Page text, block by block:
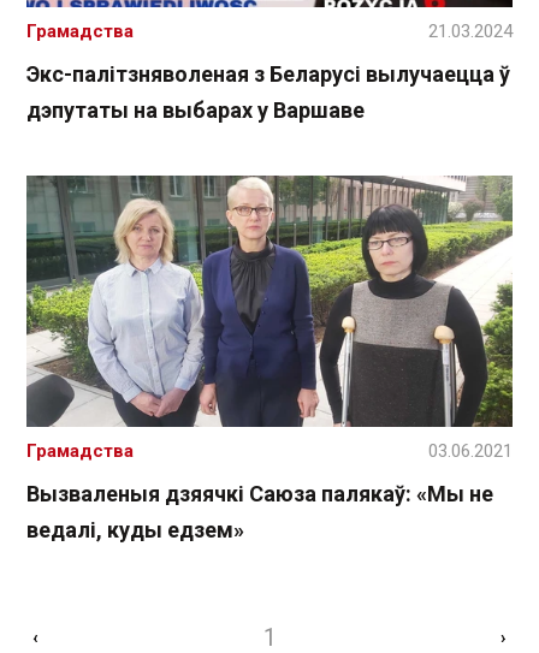
Экс-палітзняволеная з Беларусі вылучаецца ў
дэпутаты на выбарах у Варшаве
Грамадства 21.03.2024
Вызваленыя дзяячкі Саюза палякаў: «Мы не
ведалі, куды едзем»
Грамадства 03.06.2021
‹ 1 ›